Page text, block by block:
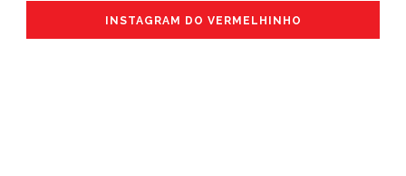
INSTAGRAM DO VERMELHINHO